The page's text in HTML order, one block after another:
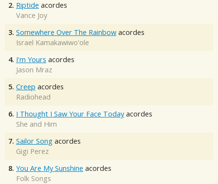
2. Riptide acordes
Vance Joy
3. Somewhere Over The Rainbow acordes
Israel Kamakawiwo'ole
4. I'm Yours acordes
Jason Mraz
5. Creep acordes
Radiohead
6. I Thought I Saw Your Face Today acordes
She and Him
7. Sailor Song acordes
Gigi Perez
8. You Are My Sunshine acordes
Folk Songs